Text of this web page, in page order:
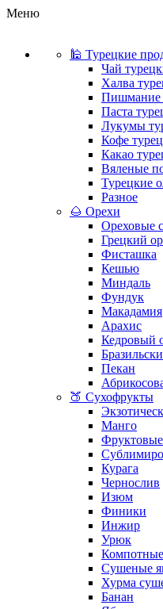
Меню
🕌 Турецкие
Чай
Халва
Пишмание
Паста
Лукумы
Кофе
Какао
Вяленые
Турецкие
Разное
🌰 Орехи
Ореховые
Грецкий
Фисташка
Кешью
Миндаль
Фундук
Макадамия
Арахис
Кедровый
Пекан
🍑 Сухофрукты
Манго
Курага
Чернослив
Изюм
Финики
Инжир
Урюк
Сушеные
Хурма
Банан